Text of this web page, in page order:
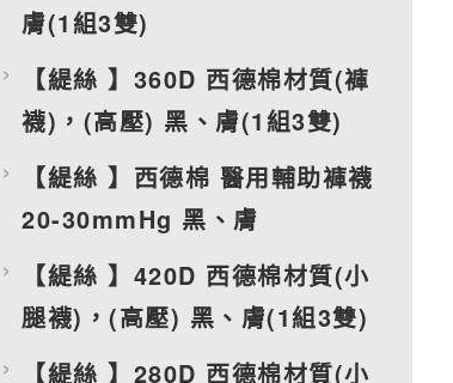
膚(1組3雙)
【緹絲 】360D 西德棉材質(褲
襪)，(高壓) 黑、膚(1組3雙)
【緹絲 】西德棉 醫用輔助褲襪
20-30mmHg 黑、膚
【緹絲 】420D 西德棉材質(小
腿襪)，(高壓) 黑、膚(1組3雙)
【緹絲 】280D 西德棉材質(小